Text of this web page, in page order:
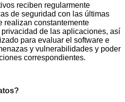
reciben regularmente
de seguridad con las últimas
realizan constantemente
de las aplicaciones, así
para evaluar el software e
y vulnerabilidades y poder
correspondientes.